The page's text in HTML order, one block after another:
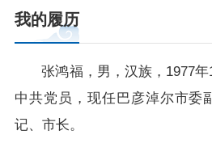
智能问答
行政区划
我的履历
张鸿福，男，汉族，1977年
中共党员，现任巴彦淖尔市委
记、市长。